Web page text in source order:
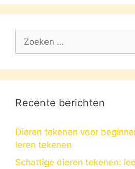
Zoek
Recente berichten
Dieren tekenen voor
leren tekenen
Schattige dieren tekenen: